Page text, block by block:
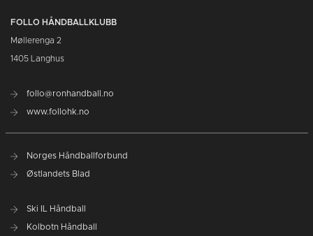
FOLLO HÅNDBALLKLUBB
Møllerenga 2
1405 Langhus
follo@ronhandball.no
www.follohk.no
Norges Håndballforbund
Østlandets Blad
Ski IL Håndball
Kolbotn Håndball